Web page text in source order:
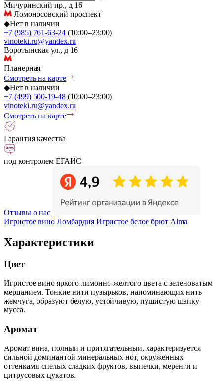
Мичуринский пр., д 16
Ломоносовский проспект
◆Нет в наличии
+7 (985) 761-63-24 (10:00–23:00)
vinoteki.ru@yandex.ru
Воротынская ул., д 16
Планерная
Смотреть на карте
◆Нет в наличии
+7 (499) 500-19-48 (10:00–23:00)
vinoteki.ru@yandex.ru
Смотреть на карте
Гарантия качества
под контролем ЕГАИС
Отзывы о нас
Игристое вино Ломбардия Игристое белое брют Alma
Характеристики
Цвет
Игристое вино яркого лимонно-желтого цвета с зеленоватым
мерцанием. Тонкие нити пузырьков, напоминающих нить
жемчуга, образуют белую, устойчивую, пушистую шапку
мусса.
Аромат
Аромат вина, полный и притягательный, характеризуется
сильной доминантой минеральных нот, окруженных
оттенками спелых сладких фруктов, выпечки, меренги и
цитрусовых цукатов.